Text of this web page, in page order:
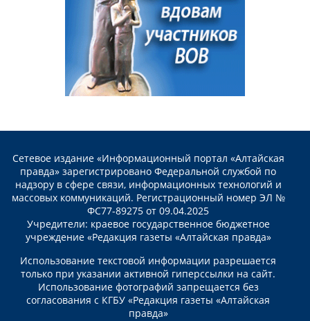
Сетевое издание «Информационный портал «Алтайская
правда» зарегистрировано Федеральной службой по
надзору в сфере связи, информационных технологий и
массовых коммуникаций. Регистрационный номер ЭЛ №
ФС77-89275 от 09.04.2025
Учредители: краевое государственное бюджетное
учреждение «Редакция газеты «Алтайская правда»
Использование текстовой информации разрешается
только при указании активной гиперссылки на сайт.
Использование фотографий запрещается без
согласования с КГБУ «Редакция газеты «Алтайская
правда»